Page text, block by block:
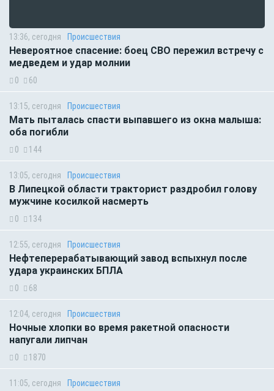
13:36, сегодня Происшествия
Невероятное спасение: боец СВО пережил встречу с
медведем и удар молнии
0 60
13:15, сегодня Происшествия
Мать пыталась спасти выпавшего из окна малыша:
оба погибли
0 144
13:05, сегодня Происшествия
В Липецкой области тракторист раздробил голову
мужчине косилкой насмерть
0 134
12:55, сегодня Происшествия
Нефтеперерабатывающий завод вспыхнул после
удара украинских БПЛА
0 68
12:04, сегодня Происшествия
Ночные хлопки во время ракетной опасности
напугали липчан
0 1870
11:05, сегодня Происшествия